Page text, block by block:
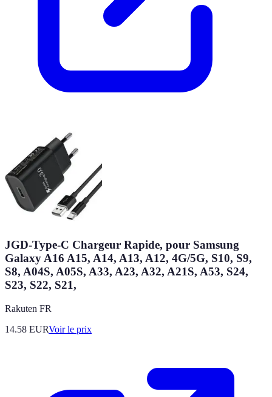
JGD-Type-C Chargeur Rapide, pour Samsung
Galaxy A16 A15, A14, A13, A12, 4G/5G, S10, S9,
S8, A04S, A05S, A33, A23, A32, A21S, A53, S24,
S23, S22, S21,
Rakuten FR
14.58 EURVoir le prix